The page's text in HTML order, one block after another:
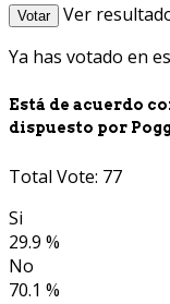
Votar
Ver
Ya has votado en
Está de acuerdo
dispuesto por
Total Vote: 77
Si
29.9 %
No
70.1 %